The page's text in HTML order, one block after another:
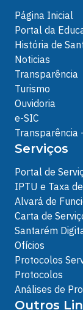
Página Inicial
Portal da
História de
Noticias
Transparência
Turismo
Ouvidoria
e-SIC
Transparência
Serviços
Portal de
IPTU e Taxa
Alvará de
Carta de
Santarém
Ofícios
Protocolos
Protocolos
Análises de
Outros